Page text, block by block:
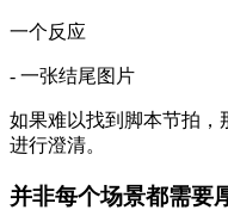
一个反应
- 一张结尾图片
如果难以找到脚本节拍，
进行澄清。
并非每个场景都需要